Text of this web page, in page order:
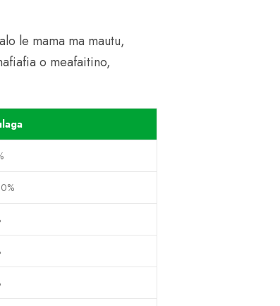
le mama ma mautu,
o meafaitino,